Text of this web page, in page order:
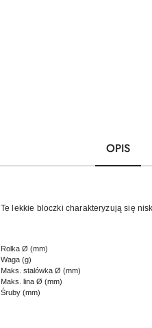
OPIS
Te lekkie bloczki charakteryzują się
Rolka Ø (mm)
Waga (g)
Maks. stalówka Ø (mm)
Maks. lina Ø (mm)
Śruby (mm)